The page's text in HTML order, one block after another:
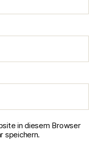
in diesem Browser
speichern.